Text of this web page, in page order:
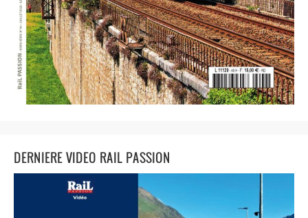
DERNIERE VIDEO RAIL PASSION